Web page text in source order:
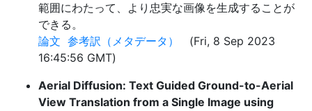
範囲にわたって、より忠実な画像を生成することが
できる。
論文 参考訳（メタデータ）
(Fri, 8 Sep 2023
16:45:56 GMT)
Aerial Diffusion: Text Guided Ground-to-Aerial
View Translation from a Single Image using